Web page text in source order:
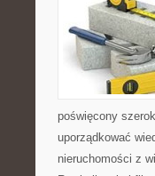
poświęcony
uporządkować
nieruchomości z